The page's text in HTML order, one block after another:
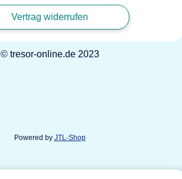
Vertrag widerrufen
© tresor-online.de 2023
Powered by JTL-Shop